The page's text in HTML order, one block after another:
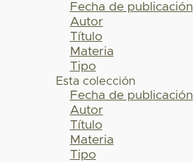
Fecha de publicación
Autor
Título
Materia
Tipo
Esta colección
Fecha de publicación
Autor
Título
Materia
Tipo